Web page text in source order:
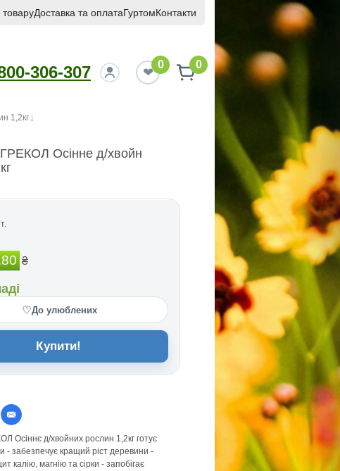
товаруДоставка та оплатаГуртомКонтакти
306-307 0 0
1,2кг
Осінне д/хвойн
₴
♡До улюблених
Купити!
Осіннє д/хвойних рослин 1,2кг готує
- забезпечує кращий ріст деревини -
калію, магнію та сірки - запобігає